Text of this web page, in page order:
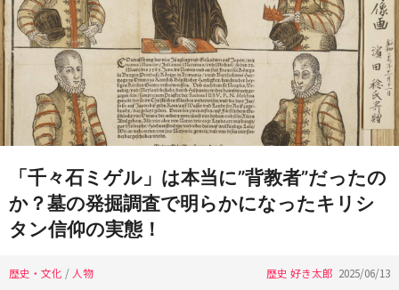
「千々石ミゲル」は本当に”背教者”だったの
か？墓の発掘調査で明らかになったキリシ
タン信仰の実態！
歴史・文化 / 人物 歴史 好き太郎 2025/06/13